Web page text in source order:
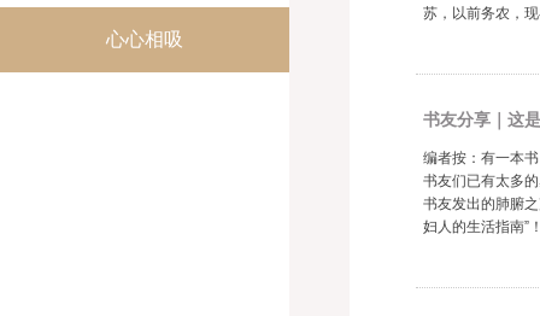
心心相吸
苏，以前务农，
书友分享｜这
编者按：有一本
书友们已有太多
书友发出的肺腑
妇人的生活指南”